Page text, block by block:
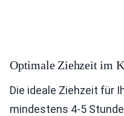
Optimale Ziehzeit im
Die ideale Ziehzeit für
mindestens 4-5